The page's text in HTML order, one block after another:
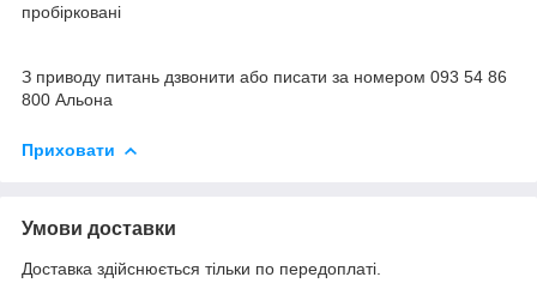
пробірковані
З приводу питань дзвонити або писати за номером 093 54 86
800 Альона
Приховати
Умови доставки
Доставка здійснюється тільки по передоплаті.